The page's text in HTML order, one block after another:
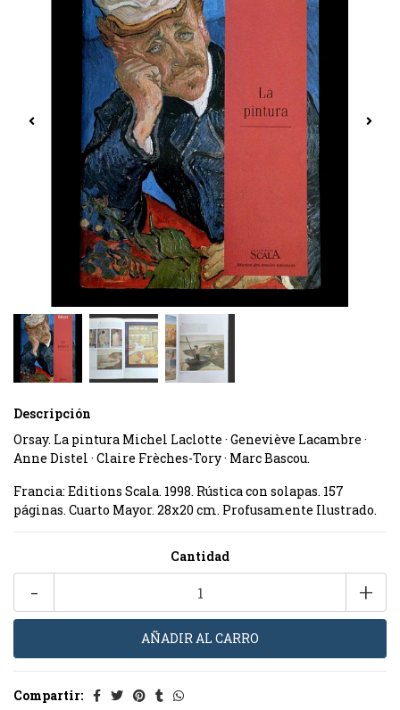
Descripción
Orsay. La pintura Michel Laclotte · Geneviève Lacambre ·
Anne Distel · Claire Frèches-Tory · Marc Bascou.
Francia: Editions Scala. 1998. Rústica con solapas. 157
páginas. Cuarto Mayor. 28x20 cm. Profusamente Ilustrado.
Cantidad
+
-
Compartir: